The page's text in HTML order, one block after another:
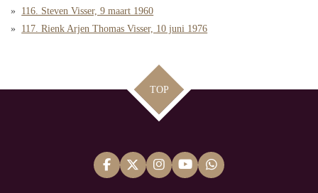
116. Steven Visser, 9 maart 1960
117. Rienk Arjen Thomas Visser, 10 juni 1976
TOP
F
a
X
I
n
Y
o
W
h